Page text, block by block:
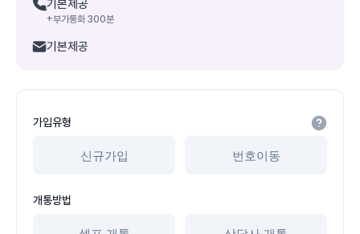
기본제공
+부가통화 300분
기본제공
가입유형
신규가입 번호이동
개통방법